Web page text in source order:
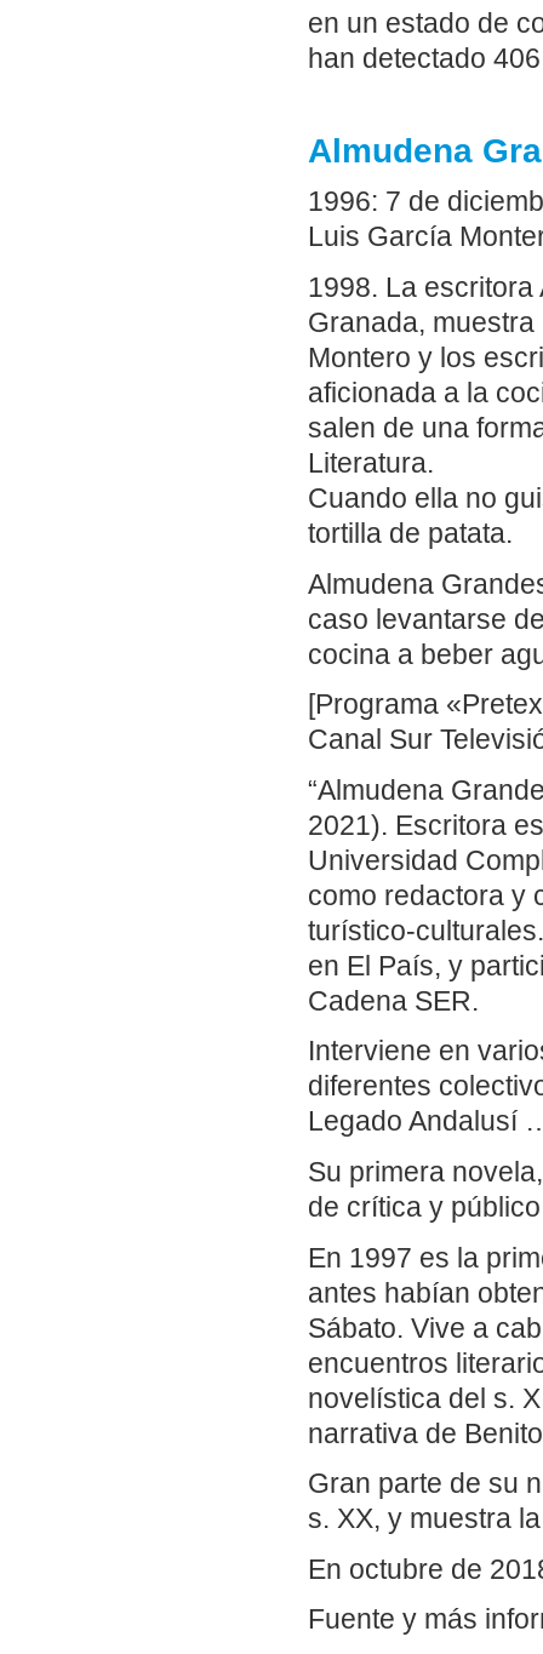
en un estado de
han detectado
Almudena
1996: 7 de
Luis García
1998. La
Granada,
Montero y los
aficionada a la
salen de una
Literatura.
Cuando ella no
tortilla de patata.
Almudena
caso levantarse
cocina a beber
[Programa
Canal Sur
“Almudena
2021). Escritora
Universidad
como redactora y
turístico-
en El País, y
Cadena SER.
Interviene en
diferentes
Legado Andalusí
Su primera
de crítica y
En 1997 es la
antes habían
Sábato. Vive a
encuentros
novelística del s.
narrativa de
Gran parte de su
s. XX, y muestra
En octubre de
Fuente y más